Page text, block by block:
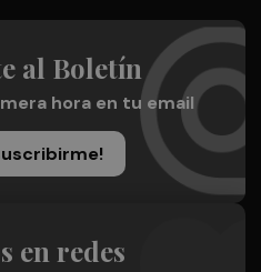
al Boletín
hora en tu email
en redes